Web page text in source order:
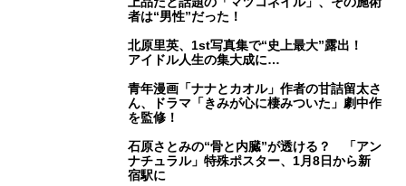
者は“男性”だった！
北原里英、1st写真集で“史上最大”露出！
アイドル人生の集大成に…
青年漫画「ナナとカオル」作者の甘詰留太さ
ん、ドラマ「きみが心に棲みついた」劇中作
を監修！
石原さとみの“骨と内臓”が透ける？ 「アン
ナチュラル」特殊ポスター、1月8日から新
宿駅に